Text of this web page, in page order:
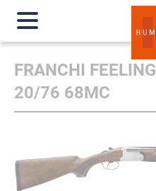
FRANCHI
20/76 68MC